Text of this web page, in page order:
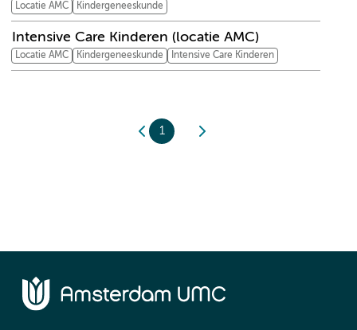
Locatie AMC Kindergeneeskunde
Intensive Care Kinderen (locatie AMC)
Locatie AMC Kindergeneeskunde Intensive Care Kinderen
1